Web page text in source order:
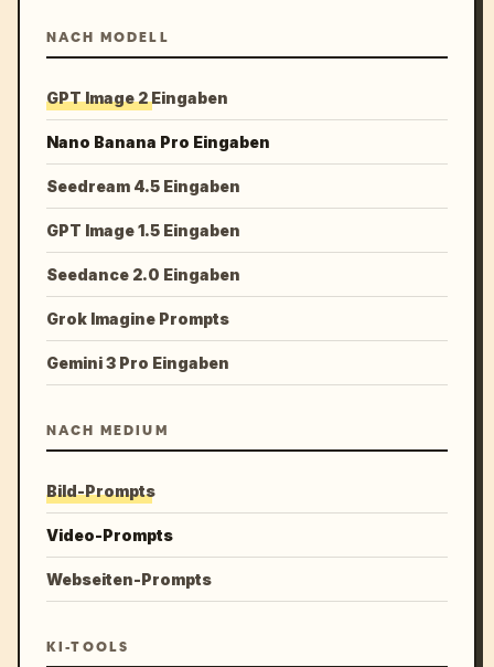
NACH MODELL
GPT Image 2 Eingaben
Nano Banana Pro Eingaben
Seedream 4.5 Eingaben
GPT Image 1.5 Eingaben
Seedance 2.0 Eingaben
Grok Imagine Prompts
Gemini 3 Pro Eingaben
NACH MEDIUM
Bild-Prompts
Video-Prompts
Webseiten-Prompts
KI-TOOLS